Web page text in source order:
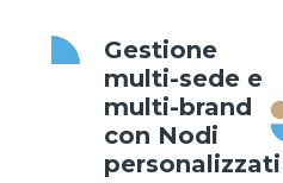
Gestione
multi-sede e
multi-brand
con Nodi
personalizzati